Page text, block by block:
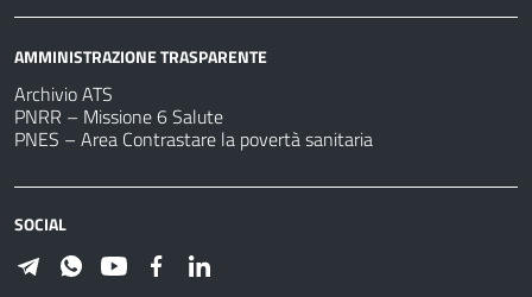
AMMINISTRAZIONE TRASPARENTE
Archivio ATS
PNRR – Missione 6 Salute
PNES – Area Contrastare la povertà sanitaria
SOCIAL